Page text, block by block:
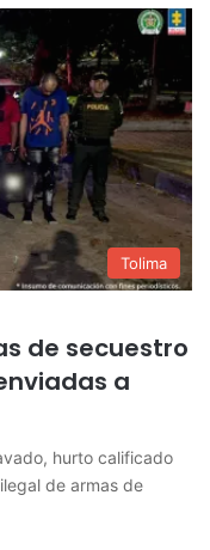
Tolima
de secuestro
a
hurto calificado
de armas de